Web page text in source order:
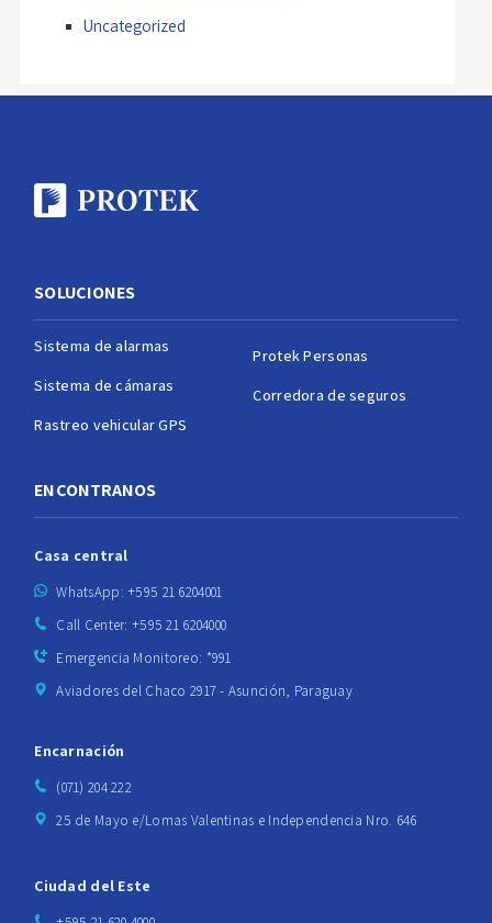
Uncategorized
SOLUCIONES
Sistema de alarmas
Sistema de cámaras
Rastreo vehicular GPS
Protek Personas
Corredora de seguros
ENCONTRANOS
Casa central
WhatsApp: +595 21 6204001
Call Center: +595 21 6204000
Emergencia Monitoreo: *991
Aviadores del Chaco 2917 - Asunción, Paraguay
Encarnación
(071) 204 222
25 de Mayo e/Lomas Valentinas e Independencia Nro. 646
Ciudad del Este